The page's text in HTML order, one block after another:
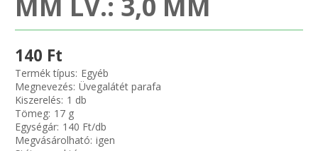
Zsinór Körszelvényű tömítőzsinórok
SIMÍTÓZÁRAS TASAK
140 Ft
Termék típus: Egyéb
Megnevezés: Üvegalátét parafa
Kiszerelés: 1 db
Tömeg: 17 g
Egységár: 140 Ft/db
Megvásárolható: igen